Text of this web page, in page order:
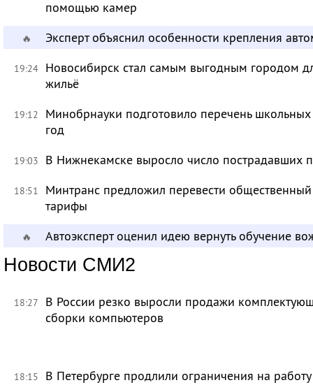
помощью камер
🔥 Эксперт объяснил особенности крепления
19:24 Новосибирск стал самым выгодным городом
жильё
19:12
Минобрнауки подготовило перечень
год
19:03 В Нижнекамске выросло число пострадавших
18:51
Минтранс предложил перевести
тарифы
🔥 Автоэксперт оценил идею вернуть обучение
Новости СМИ2
18:27
В России резко выросли продажи
сборки компьютеров
18:15 В Петербурге продлили ограничения на